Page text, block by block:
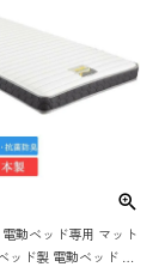
動ベッド専用 マット
ッド製 電動ベッド マ